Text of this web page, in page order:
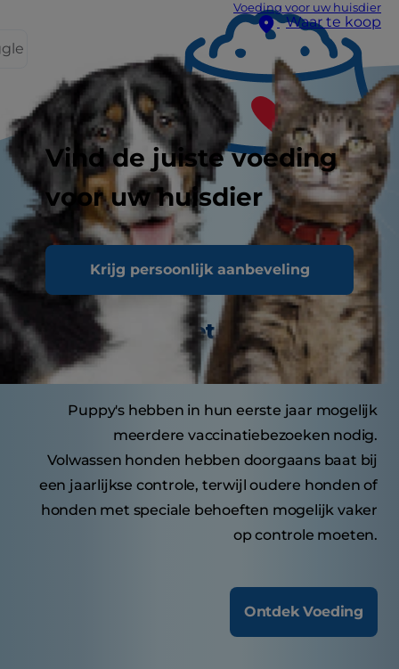
Voeding voor uw huisdier
Waar te koop
Vind de juiste voeding
voor uw huisdier
Krijg persoonlijk aanbeveling
Smakelijke tips
Hoe vaak moet uw hond naar
de dierenarts?
Puppy's hebben in hun eerste jaar mogelijk
meerdere vaccinatiebezoeken nodig.
Volwassen honden hebben doorgaans baat bij
een jaarlijkse controle, terwijl oudere honden of
honden met speciale behoeften mogelijk vaker
op controle moeten.
Ontdek Voeding